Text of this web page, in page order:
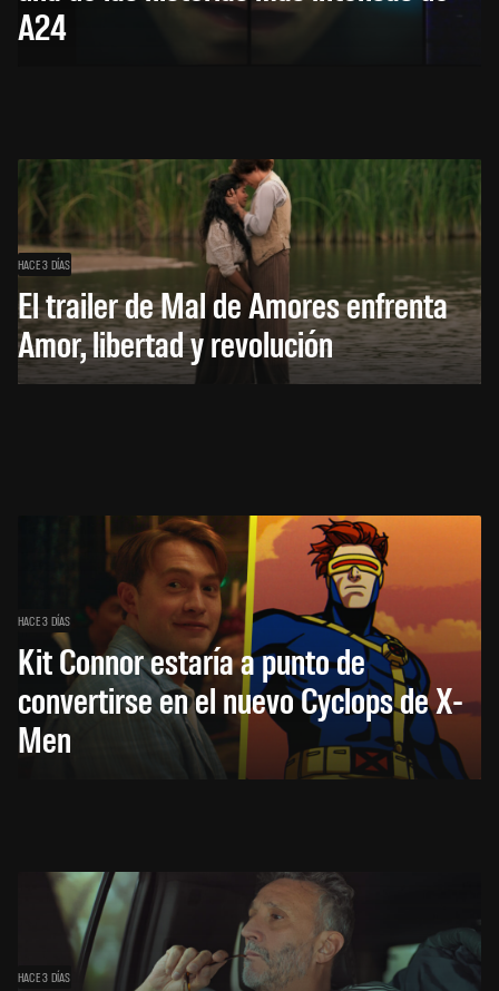
A24
HACE 3 DÍAS
El trailer de Mal de Amores enfrenta
Amor, libertad y revolución
HACE 3 DÍAS
Kit Connor estaría a punto de
convertirse en el nuevo Cyclops de X-
Men
HACE 3 DÍAS